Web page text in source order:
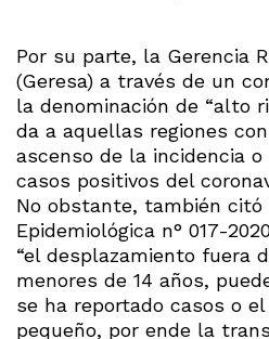
Por su parte, la Gerencia
(Geresa) a través de un
la denominación de “alto
da a aquellas regiones
ascenso de la incidencia
casos positivos del
No obstante, también
Epidemiológica n° 017-
“el desplazamiento fuera
menores de 14 años,
se ha reportado casos o
pequeño, por ende la